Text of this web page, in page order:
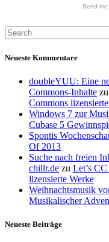
Send
Neueste Kommentare
doubleYUU: Eine
Commons-Inhalte zu
Commons
Windows 7 zur
Cubase 5
Spontis
Of 2013
Suche nach freien
chillr.de zu Let’s
lizensierte Werke
Weihnachtsmusik
Musikalischer
Neueste Beiträge